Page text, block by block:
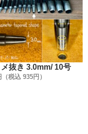
事。
れる様にする事。
る !】
た事は『金具の数値
まされてきた『HASI
抜き 3.0mm/ 10号
税込 935円）